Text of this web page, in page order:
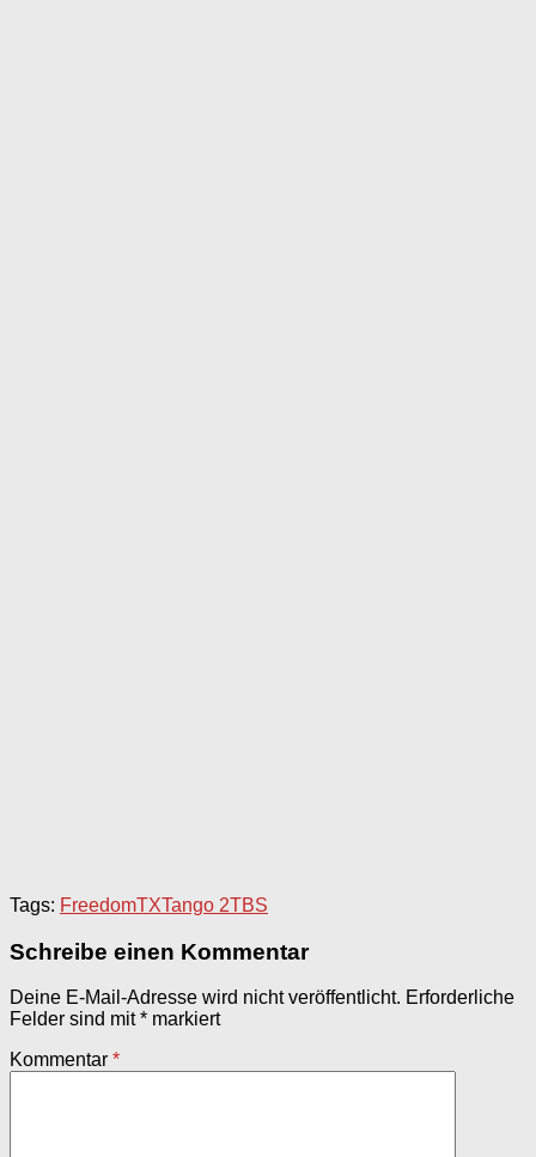
Tags: FreedomTXTango 2TBS
Schreibe einen Kommentar
Deine E-Mail-Adresse wird nicht veröffentlicht. Erforderliche
Felder sind mit* markiert
Kommentar *